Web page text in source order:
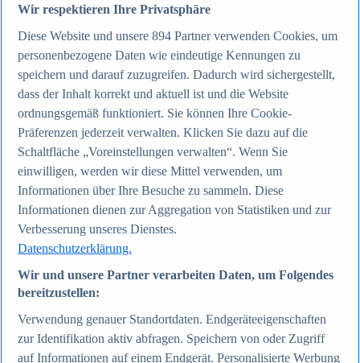
Zum Report
Beliebte Statistiken
Aktuelle Statistiken
Anzahl der Social-Media-Nutzer weltweit 2012-2025
Social Networks mit den meisten Nutzern weltweit
2025
Soziale Netzwerke in Deutschland nach Generationen
Instagram - Nutzung nach Alter und Geschlecht in
Deutschland 2025
Podcasts - Nutzung 2016-2025
Internet
Themen
Weitere Themen
Social Media - Daten & Fakten
TikTok - Daten & Fakten
Top Report
Zum Report
Gesellschaft
Wir respektieren Ihre Privatsphäre
Diese Website und unsere 894 Partner verwenden Cookies, um
personenbezogene Daten wie eindeutige Kennungen zu
speichern und darauf zuzugreifen. Dadurch wird sichergestellt,
dass der Inhalt korrekt und aktuell ist und die Website
ordnungsgemäß funktioniert. Sie können Ihre Cookie-
Präferenzen jederzeit verwalten. Klicken Sie dazu auf die
Schaltfläche „Voreinstellungen verwalten“. Wenn Sie
einwilligen, werden wir diese Mittel verwenden, um
Informationen über Ihre Besuche zu sammeln. Diese
Informationen dienen zur Aggregation von Statistiken und zur
Verbesserung unseres Dienstes.
Datenschutzerklärung.
Wir und unsere Partner verarbeiten Daten, um Folgendes
bereitzustellen:
Verwendung genauer Standortdaten. Endgeräteeigenschaften
zur Identifikation aktiv abfragen. Speichern von oder Zugriff
auf Informationen auf einem Endgerät. Personalisierte Werbung